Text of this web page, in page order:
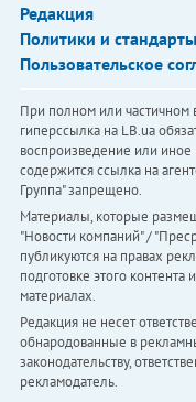
Редакция
Политики и стандарты
Пользовательское
При полном или частичном
гиперссылка на LB.ua
воспроизведение или иное
содержится ссылка на
Группа" запрещено.
Материалы, которые
"Новости компаний" /
публикуются на правах
подготовке этого
материалах.
Редакция не несет
обнародованные в
законодательству,
рекламодатель.